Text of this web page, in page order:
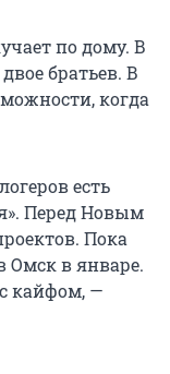
по дому. В
братьев. В
когда
есть
Перед Новым
Пока
Омск в январе.
кайфом, —